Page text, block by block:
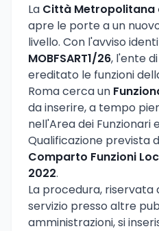
La Città Metropolitana
apre le porte a un
livello. Con l'avviso
MOBFSART1/26, l'ente
ereditato le funzioni
Roma cerca un
da inserire, a tempo
nell'Area dei Funzionari
Qualificazione prevista
Comparto Funzioni
2022.
La procedura, riservata
servizio presso altre
amministrazioni, si